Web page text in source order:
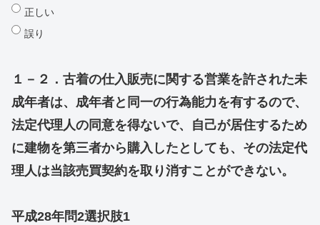
正しい
誤り
１－２．古着の仕入販売に関する営業を許された未
成年者は、成年者と同一の行為能力を有するので、
法定代理人の同意を得ないで、自己が居住するため
に建物を第三者から購入したとしても、その法定代
理人は当該売買契約を取り消すことができない。
平成28年問2選択肢1